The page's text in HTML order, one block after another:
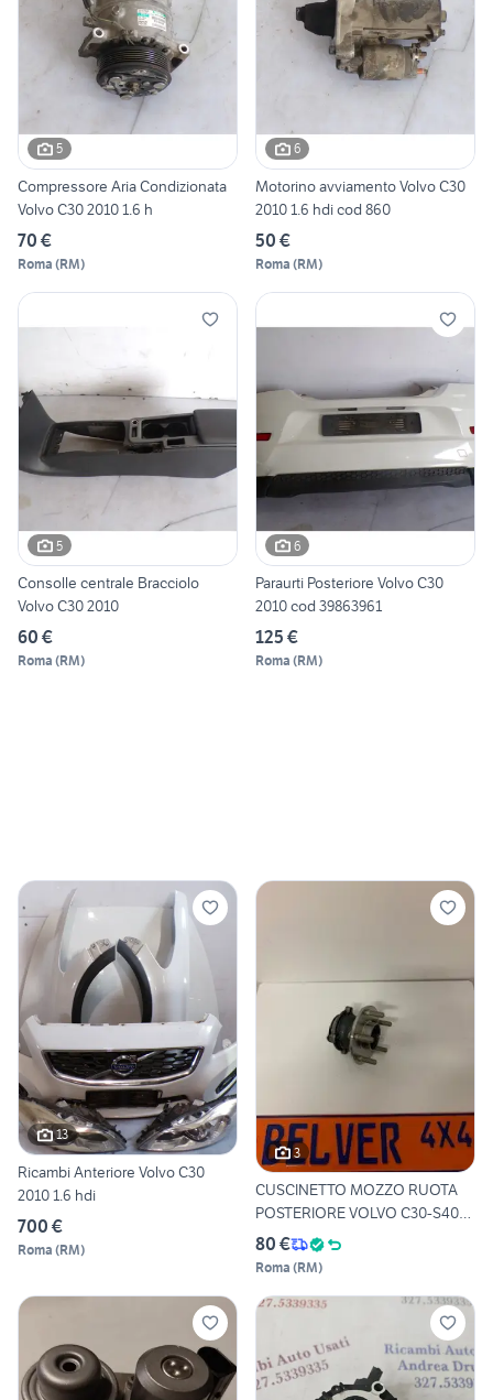
5
Compressore Aria Condizionata
Volvo C30 2010 1.6 h
70 €
Roma (RM)
6
Motorino avviamento Volvo C30
2010 1.6 hdi cod 860
50 €
Roma (RM)
5
Consolle centrale Bracciolo
Volvo C30 2010
60 €
Roma (RM)
6
Paraurti Posteriore Volvo C30
2010 cod 39863961
125 €
Roma (RM)
13
Ricambi Anteriore Volvo C30
2010 1.6 hdi
700 €
Roma (RM)
3
CUSCINETTO MOZZO RUOTA
POSTERIORE VOLVO C30-S40-
V5
80 €
Roma (RM)